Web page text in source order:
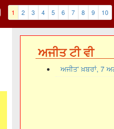
1 2 3 4 5 6 7 8 9 10
ਅਜੀਤ ਟੀ ਵੀ
ਅਜੀਤ' ਖ਼ਬਰਾਂ, 7